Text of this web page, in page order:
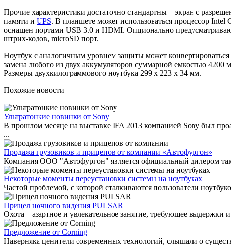
Прочие характеристики достаточно стандартны – экран с
памяти и UPS. В планшете может использоваться процессор
оснащен портами USB 3.0 и HDMI. Опционально
штрих-кодов, microSD порт.
Ноутбук с аналогичным уровнем защиты может
замена любого из двух аккумуляторов суммарной емкостью 4200
Размеры двухкилограммового ноутбука 299 x 223 x 34 мм.
Похожие новости
Ультратонкие новинки от Sony
В прошлом месяце на выставке IFA 2013 компанией Sony был
...
Продажа грузовиков и прицепов от компании «Автофургон»
Компания ООО "Автофургон" является официальный дилером
Некоторые моменты переустановки системы на ноутбуках
Частой проблемой, с которой сталкиваются пользователи
Прицел ночного видения PULSAR
Охота – азартное и увлекательное занятие, требующее выдержки
Предложение от Corning
Наверняка ценители современных технологий, слышали о